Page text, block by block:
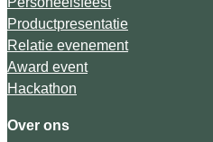
Productpresentatie
Relatie evenement
Award event
Hackathon
Over ons